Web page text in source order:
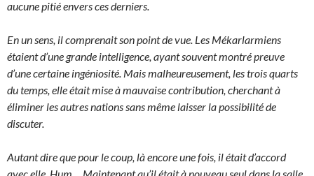
aucune pitié envers ces derniers.
En un sens, il comprenait son point de vue. Les Mékarlarmiens
étaient d’une grande intelligence, ayant souvent montré preuve
d’une certaine ingéniosité. Mais malheureusement, les trois quarts
du temps, elle était mise à mauvaise contribution, cherchant à
éliminer les autres nations sans même laisser la possibilité de
discuter.
Autant dire que pour le coup, là encore une fois, il était d’accord